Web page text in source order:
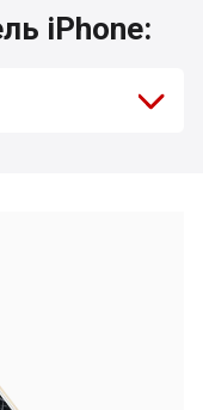
iPhone: